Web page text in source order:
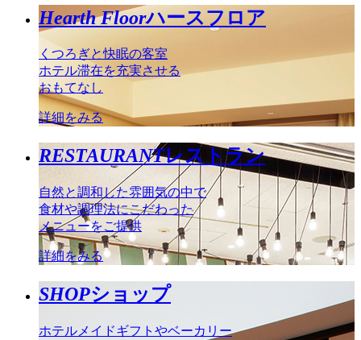
Hearth Floorハースフロア
くつろぎと快眠の客室
ホテル滞在を充実させる
おもてなし
詳細をみる
RESTAURANTレストラン
自然と調和した雰囲気の中で
食材や調理法にこだわった
メニューをご提供
詳細をみる
SHOPショップ
ホテルメイドギフトやベーカリー